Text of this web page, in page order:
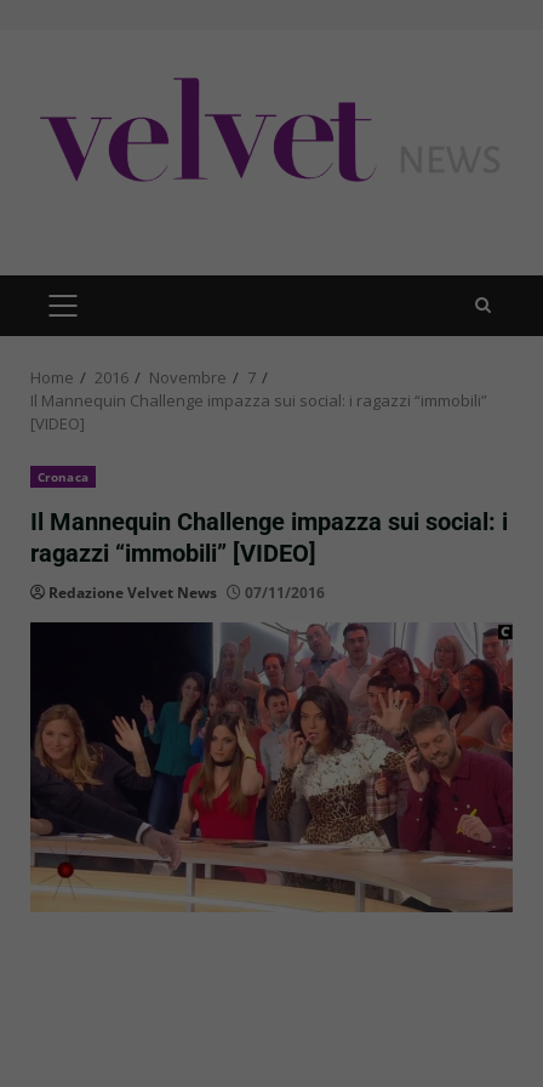
PRIMARY
MENU
Home 2016 Novembre
7
Il Mannequin Challenge impazza sui social: i ragazzi “immobili”
[VIDEO]
Cronaca
Il Mannequin Challenge impazza sui social: i
ragazzi “immobili” [VIDEO]
Redazione Velvet News 07/11/2016